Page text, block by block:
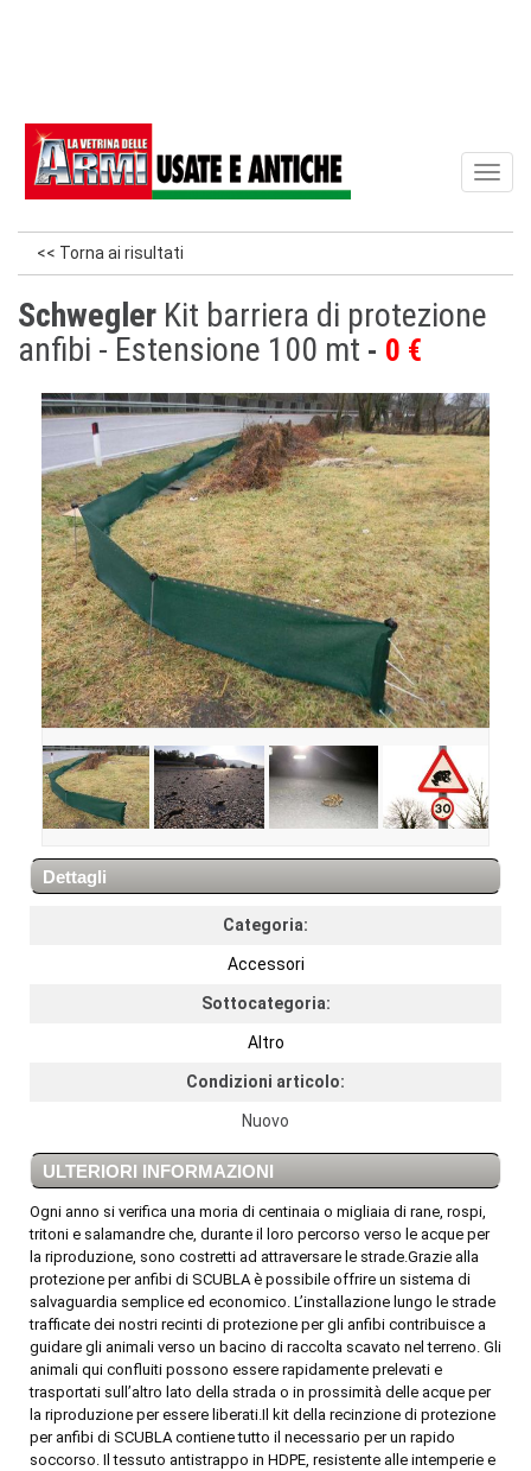
<< Torna ai risultati
Schwegler Kit barriera di protezione
anfibi - Estensione 100 mt
0 €
Dettagli
Categoria:
Accessori
Sottocategoria:
Altro
Condizioni articolo:
Nuovo
ULTERIORI INFORMAZIONI
Ogni anno si verifica una moria di centinaia o migliaia di rane, rospi,
tritoni e salamandre che, durante il loro percorso verso le acque per
la riproduzione, sono costretti ad attraversare le strade.Grazie alla
protezione per anfibi di SCUBLA è possibile offrire un sistema di
salvaguardia semplice ed economico. L’installazione lungo le strade
trafficate dei nostri recinti di protezione per gli anfibi contribuisce a
guidare gli animali verso un bacino di raccolta scavato nel terreno. Gli
animali qui confluiti possono essere rapidamente prelevati e
trasportati sull’altro lato della strada o in prossimità delle acque per
la riproduzione per essere liberati.Il kit della recinzione di protezione
per anfibi di SCUBLA contiene tutto il necessario per un rapido
soccorso. Il tessuto antistrappo in HDPE, resistente alle intemperie e